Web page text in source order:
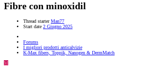
Fibre con minoxidil
Thread starter Man77
Start date 2 Giugno 2025
Forums
I migliori prodotti anticalvizie
K-Max fibers, Toppik, Nanogen & DermMatch
M